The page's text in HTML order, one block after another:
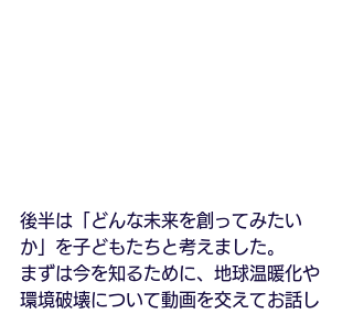
後半は「どんな未来を創ってみたい
か」を子どもたちと考えました。
まずは今を知るために、地球温暖化や
環境破壊について動画を交えてお話し